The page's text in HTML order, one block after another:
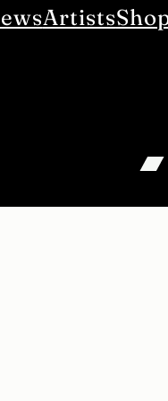
Artists